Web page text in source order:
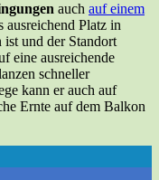
auch auf einem
ausreichend Platz in
und der Standort
eine ausreichende
schneller
kann er auch auf
Ernte auf dem Balkon